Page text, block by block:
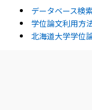
データベース検
学位論文利用方
北海道大学学位